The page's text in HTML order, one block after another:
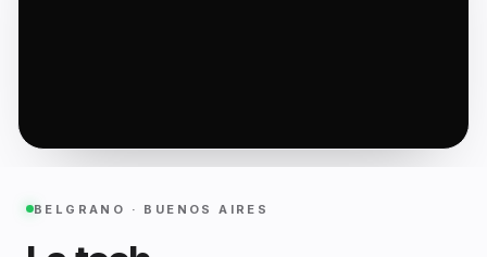
BELGRANO · BUENOS AIRES